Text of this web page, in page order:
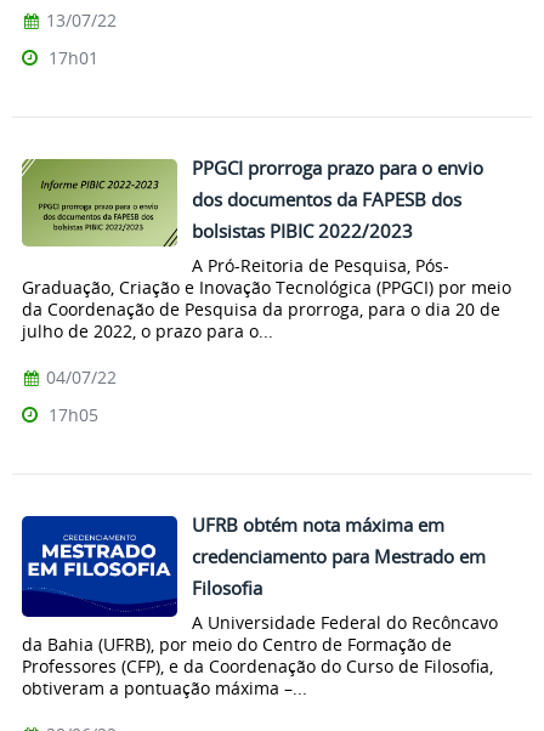
13/07/22
17h01
PPGCI prorroga prazo para o envio
dos documentos da FAPESB dos
bolsistas PIBIC 2022/2023
A Pró-Reitoria de Pesquisa, Pós-
Graduação, Criação e Inovação Tecnológica (PPGCI) por meio
da Coordenação de Pesquisa da prorroga, para o dia 20 de
julho de 2022, o prazo para o...
04/07/22
17h05
UFRB obtém nota máxima em
credenciamento para Mestrado em
Filosofia
A Universidade Federal do Recôncavo
da Bahia (UFRB), por meio do Centro de Formação de
Professores (CFP), e da Coordenação do Curso de Filosofia,
obtiveram a pontuação máxima –...